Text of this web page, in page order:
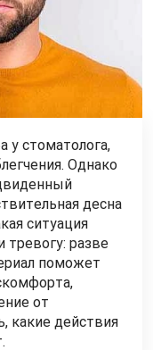
у стоматолога,
Однако
десна
ситуация
тревогу: разве
поможет
от
какие действия